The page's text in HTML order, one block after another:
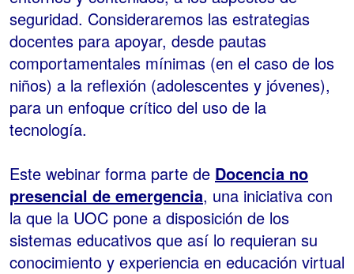
seguridad. Consideraremos las estrategias
docentes para apoyar, desde pautas
comportamentales mínimas (en el caso de los
niños) a la reflexión (adolescentes y jóvenes),
para un enfoque crítico del uso de la
tecnología.
Este webinar forma parte de Docencia no
presencial de emergencia, una iniciativa con
la que la UOC pone a disposición de los
sistemas educativos que así lo requieran su
conocimiento y experiencia en educación virtual